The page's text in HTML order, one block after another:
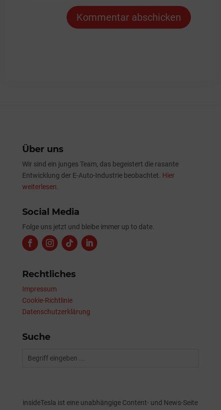
Kommentar abschicken
Über uns
Wir sind ein junges Team, das begeistert die rasante
Entwicklung der E-Auto-Industrie beobachtet. Hier
weiterlesen.
Social Media
Folge uns jetzt und bleibe immer up to date.
Rechtliches
Impressum
Cookie-Richtlinie
Datenschutzerklärung
Suche
insideTesla ist eine unabhängige Content- und News-Seite